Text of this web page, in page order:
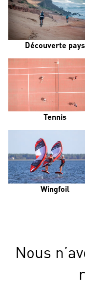
Découverte pays
Tennis
Wingfoil
Nous